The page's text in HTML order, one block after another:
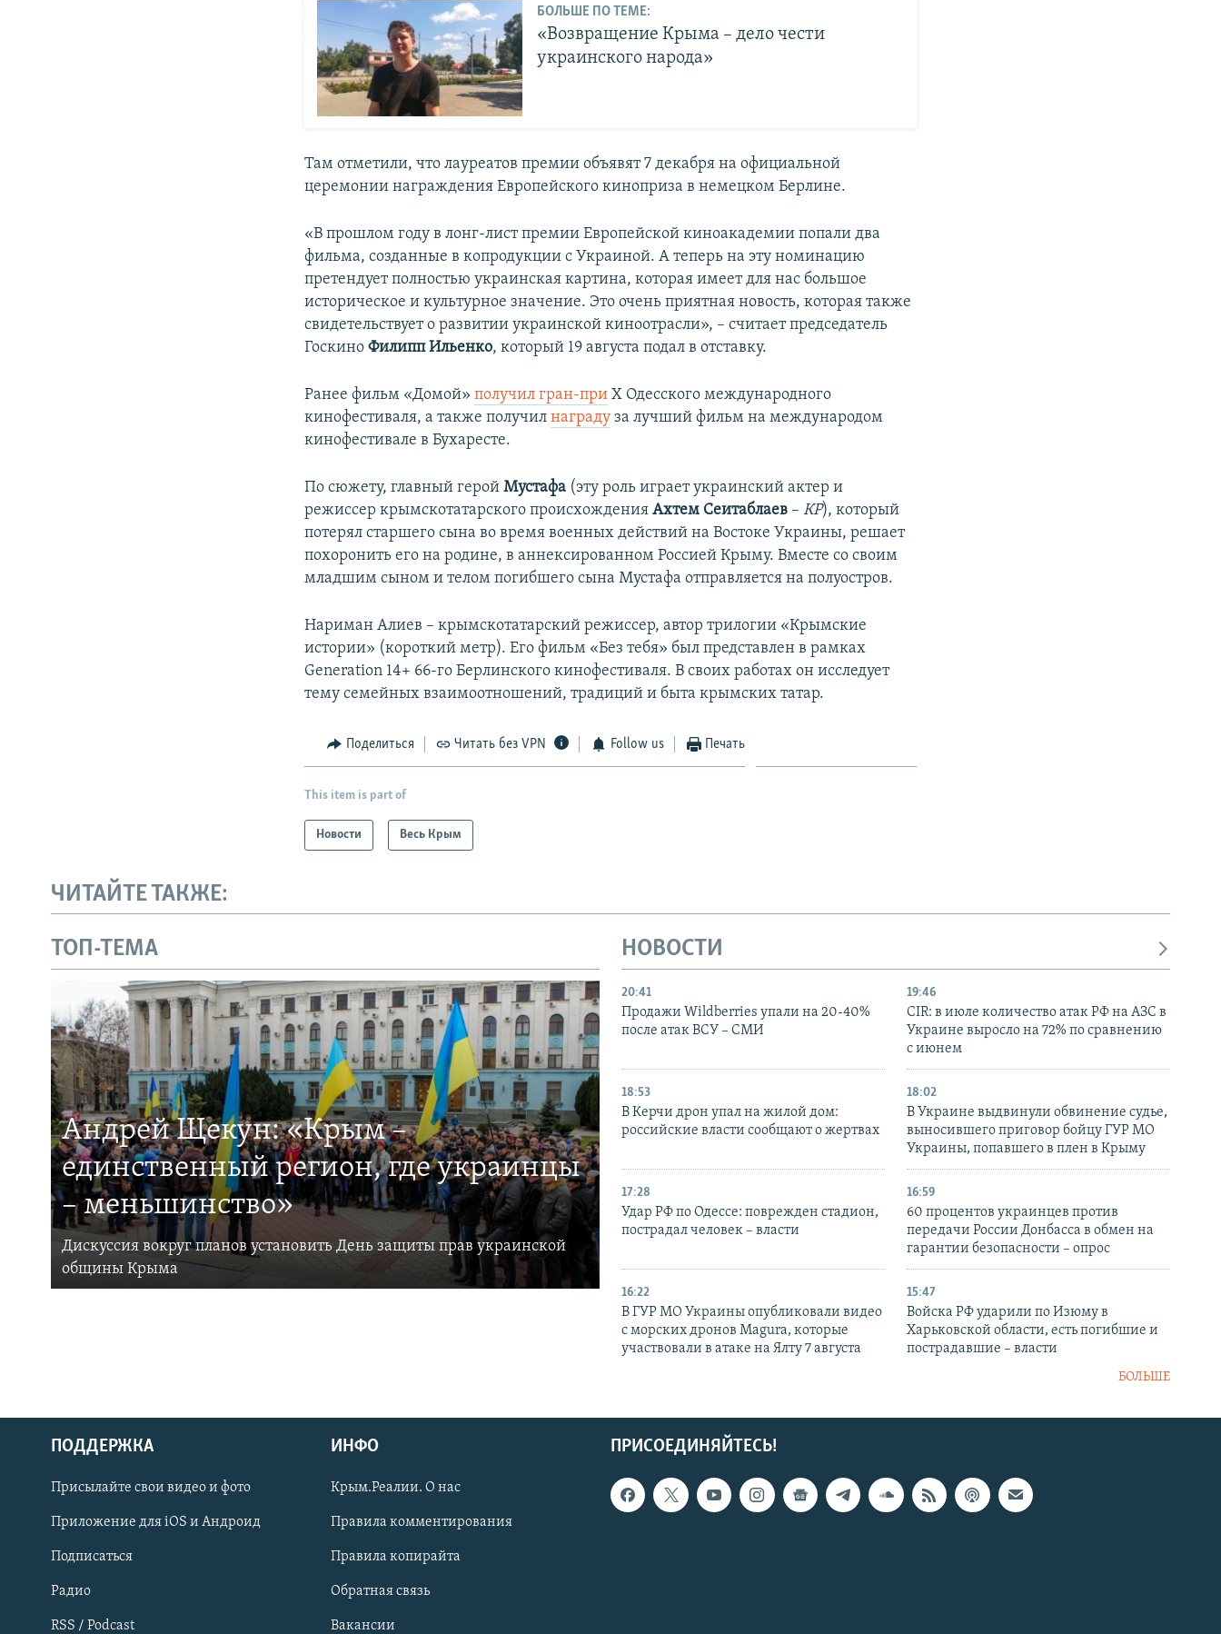
Українською
Qırımtatar
ПРИСОЕДИНЯЙТЕСЬ!
БОЛЬШЕ ПО ТЕМЕ:
«Возвращение Крыма – дело чести
украинского народа»
Там отметили, что лауреатов премии объявят 7 декабря на официальной
церемонии награждения Европейского киноприза в немецком Берлине.
«В прошлом году в лонг-лист премии Европейской киноакадемии попали два
фильма, созданные в копродукции с Украиной. А теперь на эту номинацию
претендует полностью украинская картина, которая имеет для нас большое
историческое и культурное значение. Это очень приятная новость, которая также
свидетельствует о развитии украинской киноотрасли», – считает председатель
Госкино Филипп Ильенко, который 19 августа подал в отставку.
Ранее фильм «Домой»получил гран-при X Одесского международного
кинофестиваля, а также получилнаграду за лучший фильм на международом
кинофестивале в Бухаресте.
По сюжету, главный геройМустафа (эту роль играет украинский актер и
режиссер крымскотатарского происхожденияАхтем Сеитаблаев –КР), который
потерял старшего сына во время военных действий на Востоке Украины, решает
похоронить его на родине, в аннексированном Россией Крыму. Вместе со своим
младшим сыном и телом погибшего сына Мустафа отправляется на полуостров.
Нариман Алиев – крымскотатарский режиссер, автор трилогии «Крымские
истории» (короткий метр). Его фильм «Без тебя» был представлен в рамках
Generation 14+ 66-го Берлинского кинофестиваля. В своих работах он исследует
тему семейных взаимоотношений, традиций и быта крымских татар.
Поделиться Читать без VPN Follow us Печать
This item is part of
Новости Весь Крым
ЧИТАЙТЕ ТАКЖЕ:
ТОП-ТЕМА
Андрей Щекун: «Крым –
единственный регион, где украинцы
– меньшинство»
Дискуссия вокруг планов установить День защиты прав украинской
общины Крыма
НОВОСТИ
20:41
Продажи Wildberries упали на 20-40%
после атак ВСУ – СМИ
19:46
CIR: в июле количество атак РФ на АЗС в
Украине выросло на 72% по сравнению
с июнем
18:53
В Керчи дрон упал на жилой дом:
российские власти сообщают о жертвах
18:02
В Украине выдвинули обвинение судье,
выносившего приговор бойцу ГУР МО
Украины, попавшего в плен в Крыму
17:28
Удар РФ по Одессе: поврежден стадион,
пострадал человек – власти
16:59
60 процентов украинцев против
передачи России Донбасса в обмен на
гарантии безопасности – опрос
16:22
В ГУР МО Украины опубликовали видео
с морских дронов Magura, которые
участвовали в атаке на Ялту 7 августа
15:47
Войска РФ ударили по Изюму в
Харьковской области, есть погибшие и
пострадавшие – власти
БОЛЬШЕ
ПРИСОЕДИНЯЙТЕСЬ!
ПОДДЕРЖКА
Присылайте свои видео и фото
Приложение для iOS и Андроид
Подписаться
Радио
RSS / Podcast
ИНФО
Крым.Реалии. О нас
Правила комментирования
Правила копирайта
Обратная связь
Вакансии